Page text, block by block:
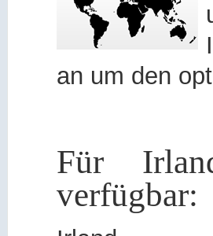
an um den
Für
verfügbar: